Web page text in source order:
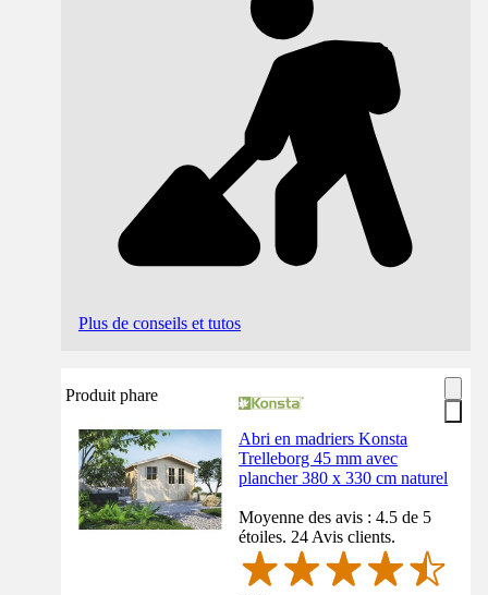
Plus de conseils et tutos
Produit phare
Abri en madriers Konsta
Trelleborg 45 mm avec
plancher 380 x 330 cm naturel
Moyenne des avis : 4.5 de 5
étoiles. 24 Avis clients.